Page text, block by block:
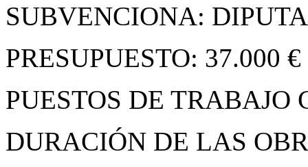
SUBVENCIONA:
PRESUPUESTO: 37.000 €
PUESTOS DE TRABAJO
DURACIÓN DE LAS